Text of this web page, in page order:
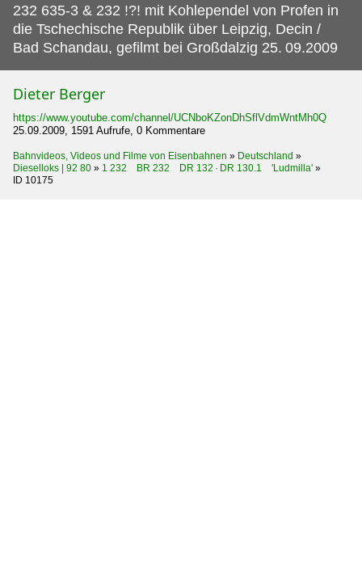
232 635-3 & 232 !?! mit Kohlependel von Profen in
die Tschechische Republik über Leipzig, Decin /
Bad Schandau, gefilmt bei Großdalzig 25. 09.2009
Dieter Berger
https://www.youtube.com/channel/UCNboKZonDhSflVdmWntMh0Q
25.09.2009, 1591 Aufrufe, 0 Kommentare
Bahnvideos, Videos und Filme von Eisenbahnen » Deutschland »
Dieselloks | 92 80 » 1 232 BR 232 DR 132 · DR 130.1 'Ludmilla' »
ID 10175